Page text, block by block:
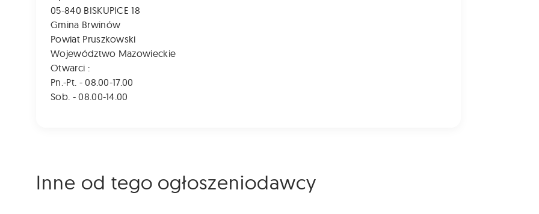
05-840 BISKUPICE 18
Gmina Brwinów
Powiat Pruszkowski
Województwo Mazowieckie
Otwarci :
Pn.-Pt. - 08.00-17.00
Sob. - 08.00-14.00
Inne od tego ogłoszeniodawcy